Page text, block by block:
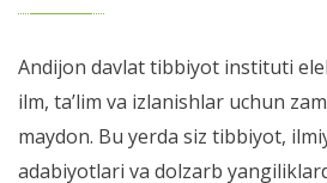
Andijon davlat tibbiyot instituti
ilm, ta’lim va izlanishlar uchun
maydon. Bu yerda siz tibbiyot,
adabiyotlari va dolzarb